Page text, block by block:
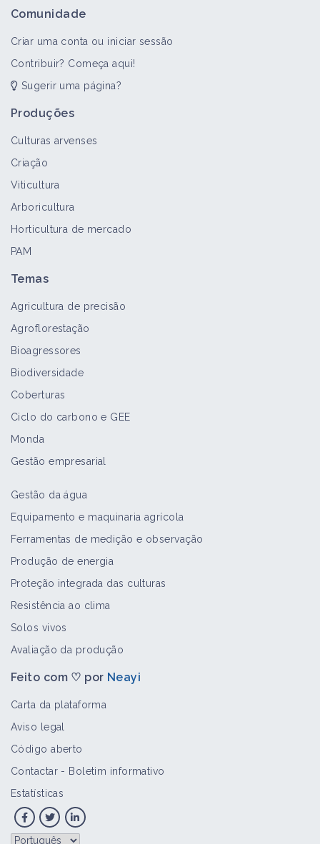
Comunidade
Criar uma conta ou iniciar sessão
Contribuir? Começa aqui!
Sugerir uma página?
Produções
Culturas arvenses
Criação
Viticultura
Arboricultura
Horticultura de mercado
PAM
Temas
Agricultura de precisão
Agroflorestação
Bioagressores
Biodiversidade
Coberturas
Ciclo do carbono e GEE
Monda
Gestão empresarial
Gestão da água
Equipamento e maquinaria agrícola
Ferramentas de medição e observação
Produção de energia
Proteção integrada das culturas
Resistência ao clima
Solos vivos
Avaliação da produção
Feito com ♡ por Neayi
Carta da plataforma
Aviso legal
Código aberto
Contactar- Boletim informativo
Estatísticas